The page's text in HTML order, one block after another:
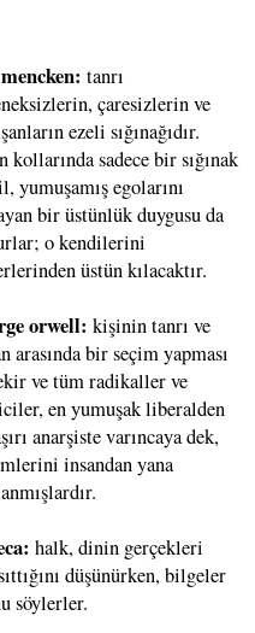
tanrı
çaresizlerin ve
ezeli sığınağıdır.
kollarında sadece bir sığınak
yumuşamış egolarını
bir üstünlük duygusu da
o kendilerini
üstün kılacaktır.
orwell: kişinin tanrı ve
arasında bir seçim yapması
ve tüm radikaller ve
en yumuşak liberalden
anarşiste varıncaya dek,
insandan yana
halk, dinin gerçekleri
düşünürken, bilgeler
söylerler.